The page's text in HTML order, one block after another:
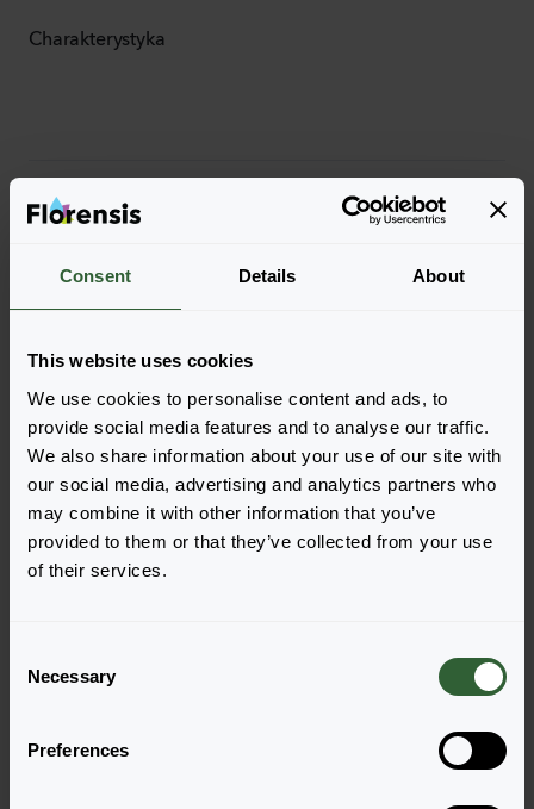
Consent Details About
This website uses cookies
We use cookies to personalise content and ads, to
provide social media features and to analyse our traffic.
We also share information about your use of our site with
our social media, advertising and analytics partners who
may combine it with other information that you’ve
provided to them or that they’ve collected from your use
of their services.
Necessary
Preferences
Charakterystyka
Więcej cech charakterystycznych
Zamów
jedną z form produktu wyszukanych odmian. Po jej
dodaniu podsumowanie poniżej zostanie
zaktualizowane.
Wyświetl pełną dostępność